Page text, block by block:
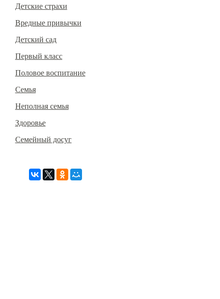
Детские страхи
Вредные привычки
Детский сад
Первый класс
Половое воспитание
Семья
Неполная семья
Здоровье
Семейный досуг